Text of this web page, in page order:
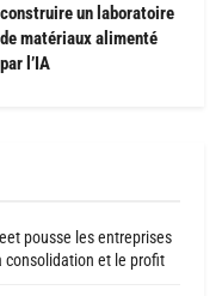
construire un laboratoire
de matériaux alimenté
par l’IA
pousse les entreprises
consolidation et le profit